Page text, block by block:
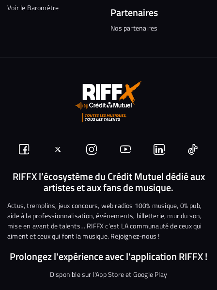
Voir le Baromètre Partenaires
Nos partenaires
Suivez-
nous
Facebook
Suivez-
nous
sur
Twitter
Nous
rejoindre
sur
Instagram
Nous
rejoindre
sur
YouTube
Nous
rejoindre
sur
Linkedin
Nous
RIFFX l’écosystème du Crédit Mutuel dédié aux
artistes et aux fans de musique.
Actus, tremplins, jeux concours, web radios 100% musique, 0% pub,
aide à la professionnalisation, événements, billetterie, mur du son,
mise en avant de talents… RIFFX c’est LA communauté de ceux qui
aiment et ceux qui font la musique. Rejoignez-nous !
Prolongez l'expérience avec l'application RIFFX !
Disponible sur l'App Store et Google Play